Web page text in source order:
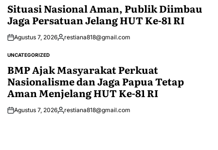
Situasi Nasional Aman, Publik Diimbau
Jaga Persatuan Jelang HUT Ke-81 RI
Agustus 7, 2026Posted
restiana818@gmail.com
POSTED
UNCATEGORIZED
BMP Ajak Masyarakat Perkuat
Nasionalisme dan Jaga Papua Tetap
Aman Menjelang HUT Ke-81 RI
Agustus 7, 2026Posted
restiana818@gmail.com